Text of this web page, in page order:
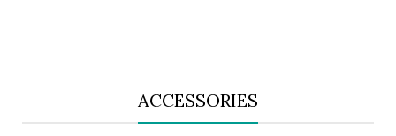
ACCESSORIES